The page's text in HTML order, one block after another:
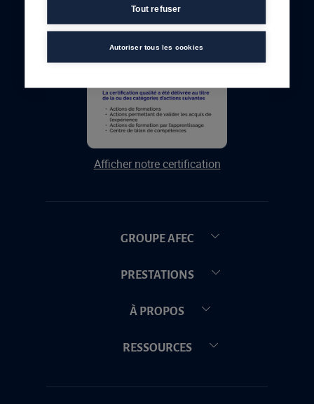
Afficher notre certification
GROUPE AFEC
PRESTATIONS
À PROPOS
RESSOURCES
Tout refuser
Autoriser tous les cookies